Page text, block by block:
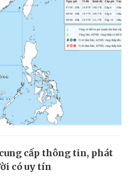
cấp thông tin, phát
có uy tín